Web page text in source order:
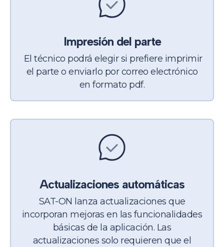
Impresión del parte
El técnico podrá elegir si prefiere imprimir
el parte o enviarlo porcorreo electrónico
en formato pdf.
Actualizaciones automáticas
SAT-ON lanza actualizaciones que
incorporan mejoras en las funcionalidades
básicas de la aplicación. Las
actualizaciones solo requieren que el